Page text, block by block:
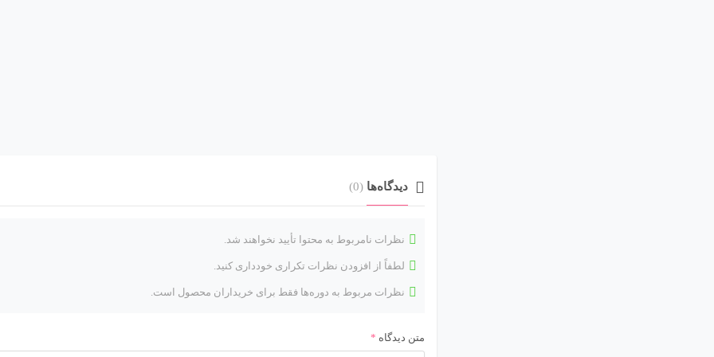
دیدگاه‌ها (0)
نظرات نامربوط به محتوا تأیید نخواهند شد.
لطفاً از افزودن نظرات تکراری خودداری کنید.
نظرات مربوط به دوره‌ها فقط برای خریداران محصول است.
متن دیدگاه *